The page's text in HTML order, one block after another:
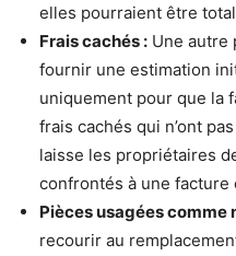
elles pourraient être
Frais cachés : Une autre
fournir une estimation
uniquement pour que la
frais cachés qui n’ont
laisse les propriétaires
confrontés à une
Pièces usagées comme
recourir au